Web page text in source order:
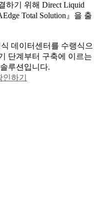
하기 위해 Direct Liquid
Total Solution』을 출
식 데이터센터를 수랭식으
단계부터 구축에 이르는
루션입니다.
하기